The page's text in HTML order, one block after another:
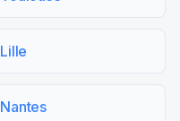
Lille
Nantes